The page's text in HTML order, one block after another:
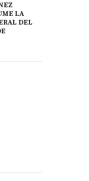
LA
DEL